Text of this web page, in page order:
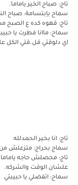
تاج: صباح الخير ياماما.
سماح بإبتسامة: صباح
تاج: قهوه كده ع
سماح: ماانا فطرت يا
اي دلوقتي قل.قتي الكل
تاج: انا بخير الحمدلله
سماح بحراج: متزعلش
تاج: محصلش حاجه ياماما
علشان الوقت والشركه.
سماح: اتفضلي يا حبيبتي